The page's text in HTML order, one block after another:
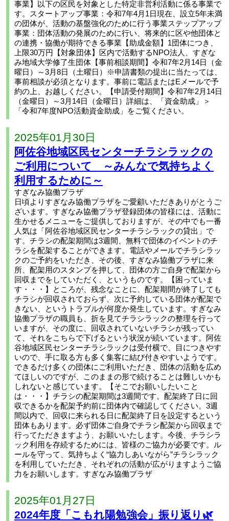
事業】以下の区民を対象とした特定非営利活動に係る事業で
す。スタートアップ事業：令和7年4月1日現在、設立5年未満
の団体が、活動の基盤強化のために行う事業ステップアップ
事業：団体活動の発展のために行い、将来的に区や他団体と
の連携・協働が期待できる事業【助成金額】1団体につき、
上限30万円【対象団体】区内で活動するNPO法人、すぎな
み地域大学修了生団体【事前相談期間】令和7年2月14日（金
曜日）～3月8日（土曜日）※申請書類の提出に当たっては、
事前相談が必須となります。事前に電話またはEメールで予
約の上、お越しください。【申請受付期間】令和7年2月14日
（金曜日）～3月14日（金曜日）詳細は、「資金助成」＞
「令和7年度NPO活動資金助成」をご覧ください。
2025年01月30日
阿佐谷地域区民センターチラシラックの
ご利用について ～みんなで気持ちよく
利用するために～
すぎなみ協働プラザ
日頃よりすぎなみ協働プラザをご愛顧いただきありがとうご
ざいます。すぎなみ協働プラザ登録団体の皆様には、活動に
生かせるメニューをご提供しておりますが、その中でも一番
人気は「阿佐谷地域区民センターチラシラックの貸出」で
す。チラシの配架期間は3週間、無料で団体のイベントのチ
ラシを配架することができます。電話やメールでチラシラッ
クのご予約をいただき、その後、すぎなみ協働プラザに来
所、配架用のスタンプを押して、団体の方ご自身で配架から
回収までをしていただく、というものです。【困っていま
す・・・】ところが、残念なことに、配架期間が終了しても
チラシが回収されておらず、次に予約している団体が配架で
きない、というトラブルが何度か発生しています。すぎなみ
協働プラザの職員も、折を見てチラシラックの整理を行って
いますが、その度に、回収されていないチラシが残ってい
て、それをこちらで下げるという状況が続いています。阿佐
谷地域区民センターチラシラックは受付横で、目につきやす
いので、手に取る方も多く集客に結び付きやすいようです。
できるだけ多くの団体にご利用いただき、団体の活動を広め
てほしいのですが、このままの形で続けることは難しいかも
しれないと感じています。【そこでお願いしたいこと
は・・・】チラシの配架期間は3週間です。配架終了日に回
収できるかを配架予約前に団体内で確認してください。3週
間以内で、回収に来られる日に配架終了日を設定するという
団体もあります。必ず団体ご自身でチラシ配架から回収まで
行ってただきますよう、お願いいたします。今後、チラシラ
ック利用を存続するためには、皆様のご協力が必要です。ル
ールを守って、気持ちよく“協力しあいながら”チラシラック
を利用していただき、それぞれの活動が広がりますようご協
力をお願いします。すぎなみ協働プラザ
2025年01月27日
2024年度「こもれ陽勉強会」振り返り🌿